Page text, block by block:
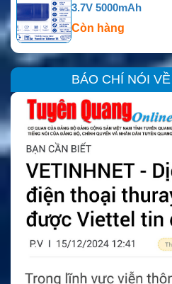
3.7V 5000mAh
Còn hàng
BÁO CHÍ NÓI